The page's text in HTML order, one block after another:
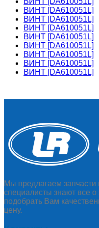
ВИНТ [DA610051L]
ВИНТ [DA610051L]
ВИНТ [DA610051L]
ВИНТ [DA610051L]
ВИНТ [DA610051L]
ВИНТ [DA610051L]
ВИНТ [DA610051L]
ВИНТ [DA610051L]
Мы предлагаем запчасти
специалисты знают все о
подобрать Вам
цену.